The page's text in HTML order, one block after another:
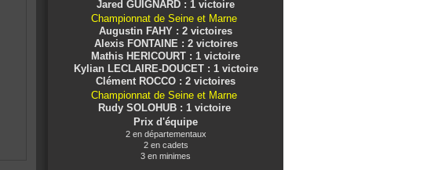
Jared GUIGNARD : 1 victoire
Championnat de Seine et Marne
Augustin FAHY : 2 victoires
Alexis FONTAINE : 2 victoires
Mathis HERICOURT : 1 victoire
Kylian LECLAIRE-DOUCET : 1 victoire
Clément ROCCO : 2 victoires
Championnat de Seine et Marne
Rudy SOLOHUB : 1 victoire
Prix d'équipe
2 en départementaux
2 en cadets
3 en minimes